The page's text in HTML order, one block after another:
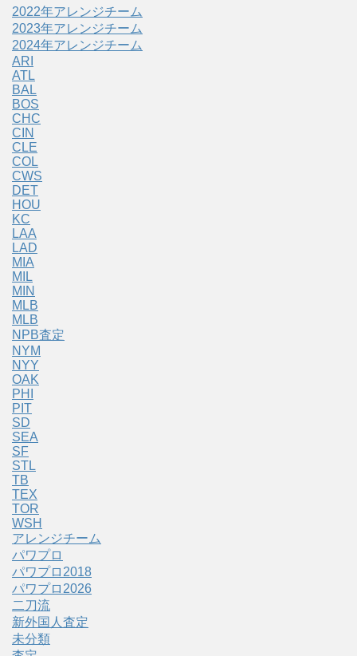
2022年アレンジチーム
2023年アレンジチーム
2024年アレンジチーム
ARI
ATL
BAL
BOS
CHC
CIN
CLE
COL
CWS
DET
HOU
KC
LAA
LAD
MIA
MIL
MIN
MLB
MLB
NPB査定
NYM
NYY
OAK
PHI
PIT
SD
SEA
SF
STL
TB
TEX
TOR
WSH
アレンジチーム
パワプロ
パワプロ2018
パワプロ2026
二刀流
新外国人査定
未分類